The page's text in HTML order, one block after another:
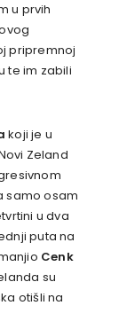
u prvih
pripremnoj
te im zabili
koji je u
Zeland
samo osam
u dva
puta na
Cenk
su
otišli na